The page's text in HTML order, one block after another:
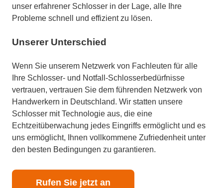
unser erfahrener Schlosser in der Lage, alle Ihre
Probleme schnell und effizient zu lösen.
Unserer Unterschied
Wenn Sie unserem Netzwerk von Fachleuten für alle
Ihre Schlosser- und Notfall-Schlosserbedürfnisse
vertrauen, vertrauen Sie dem führenden Netzwerk von
Handwerkern in Deutschland. Wir statten unsere
Schlosser mit Technologie aus, die eine
Echtzeitüberwachung jedes Eingriffs ermöglicht und es
uns ermöglicht, Ihnen vollkommene Zufriedenheit unter
den besten Bedingungen zu garantieren.
Rufen Sie jetzt an